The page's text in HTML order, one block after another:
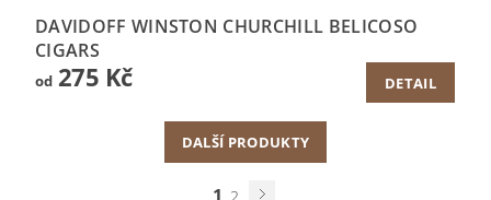
DAVIDOFF WINSTON CHURCHILL BELICOSO
CIGARS
od275 Kč DETAIL
DALŠÍ PRODUKTY